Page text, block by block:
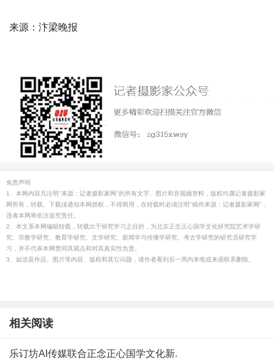
来源：汴梁晚报
免责声明
1、本网内容凡注明"来源：记者摄影家网"的所有文字、图片和音视频资料，版权均属记者摄影家
网所有，转载、下载须通知本网授权，不得商用，在转载时必须注明"稿件来源：记者摄影家网"，
违者本网将依法追究责任。
2、本文系本网编辑转载，转载出于研究学习之目的，为北京正念正心国学文化研究院艺术学研
究、宗教学研究、教育学研究、文学研究、新闻学与传播学研究、考古学研究的研究员研究学
习，并不代表本网赞同其观点和对其真实性负责。
3、如涉及作品、图片等内容、版权和其它问题，请作者看到后一周内来电或来函联系删除。
相关阅读
乐订坊AI传媒联合正念正心国学文化新.